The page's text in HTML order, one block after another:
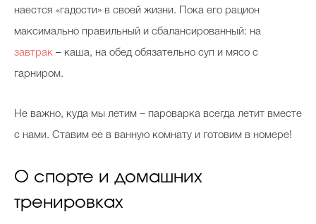
наестся «гадости» в своей жизни. Пока его рацион
максимально правильный и сбалансированный: на
завтрак – каша, на обед обязательно суп и мясо с
гарниром.
Не важно, куда мы летим – пароварка всегда летит вместе
с нами. Ставим ее в ванную комнату и готовим в номере!
О спорте и домашних
тренировках